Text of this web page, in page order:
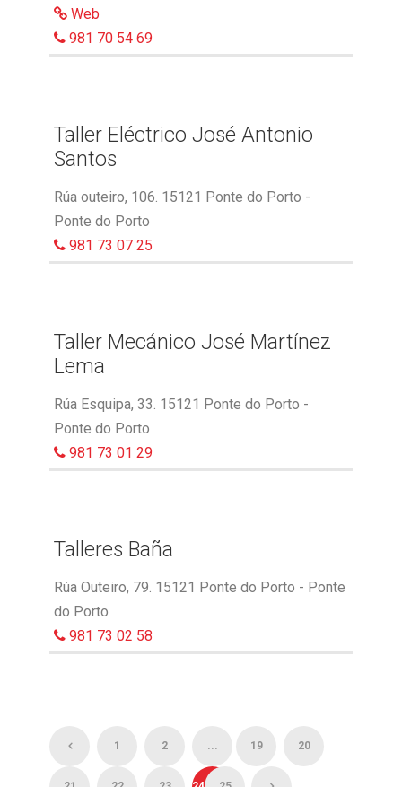
Web
981 70 54 69
Taller Eléctrico José Antonio
Santos
Rúa outeiro, 106. 15121 Ponte do Porto -
Ponte do Porto
981 73 07 25
Taller Mecánico José Martínez
Lema
Rúa Esquipa, 33. 15121 Ponte do Porto -
Ponte do Porto
981 73 01 29
Talleres Baña
Rúa Outeiro, 79. 15121 Ponte do Porto - Ponte
do Porto
981 73 02 58
1 2 ... 19 20